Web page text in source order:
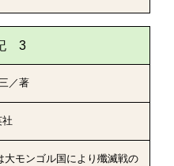
3
／著
社
モンゴル国により殲滅戦の